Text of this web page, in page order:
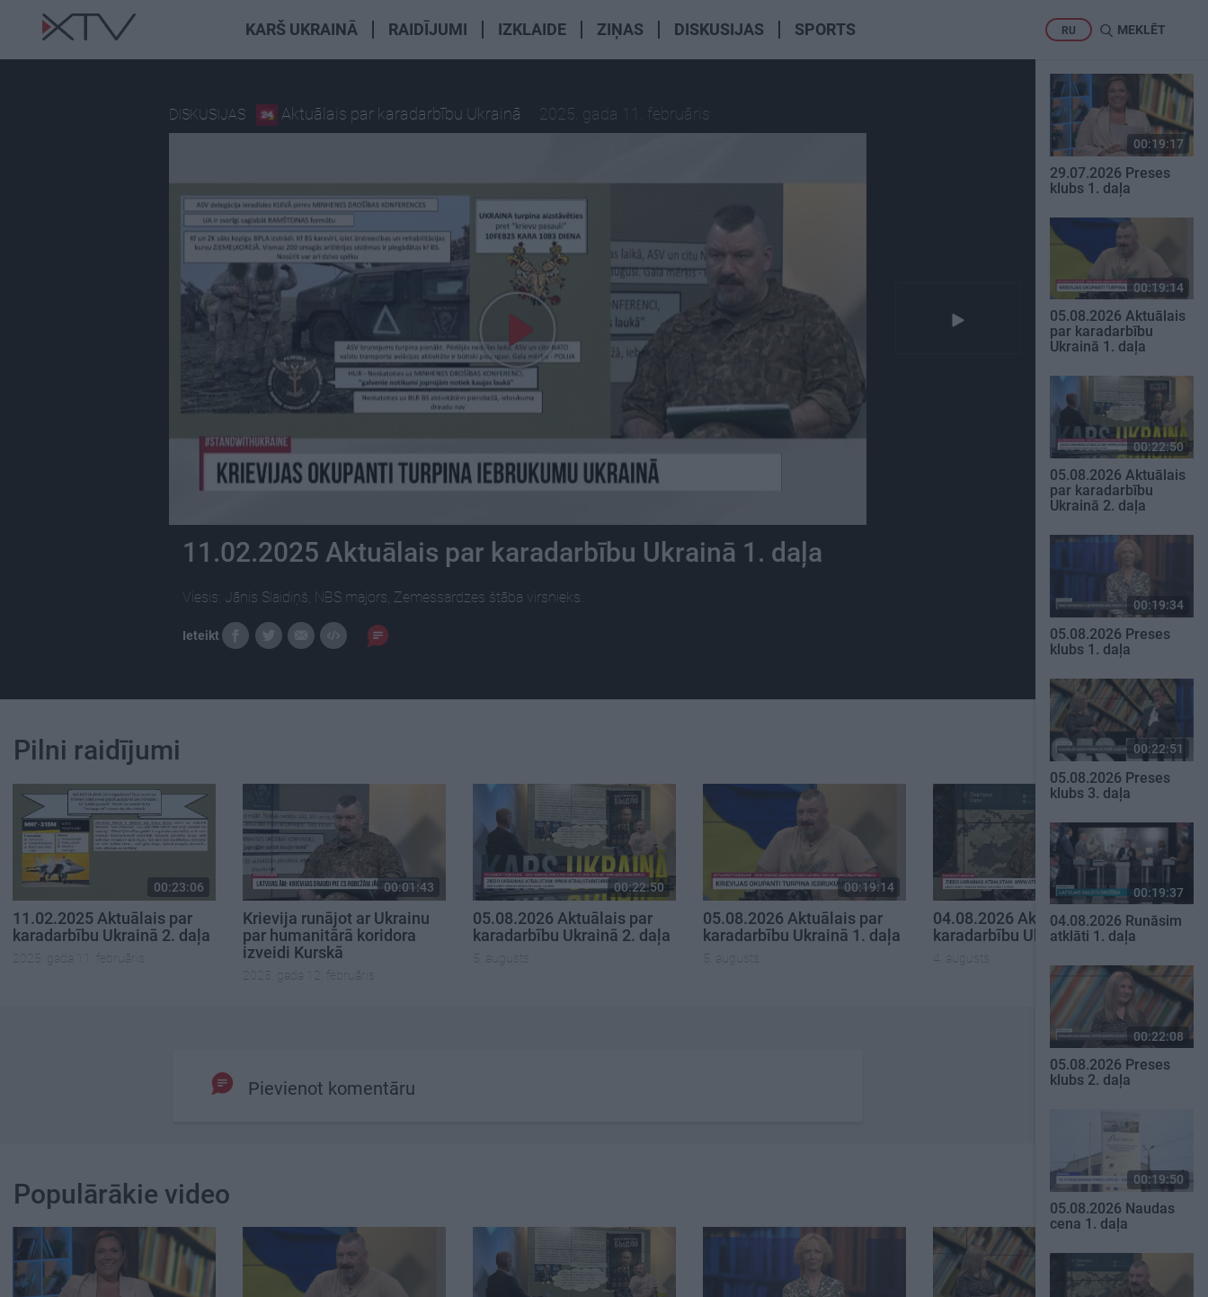
KARŠ UKRAINĀ RAIDĪJUMI IZKLAIDE ZIŅAS DISKUSIJAS SPORTS RU MEKLĒT
DISKUSIJAS Aktuālais par karadarbību Ukrainā 2025. gada 11. februāris
11.02.2025 Aktuālais par karadarbību Ukrainā 1. daļa
Viesis: Jānis Slaidiņš, NBS majors, Zemessardzes štāba virsnieks.
Ieteikt
Pilni raidījumi
00:23:06
11.02.2025 Aktuālais par
karadarbību Ukrainā 2. daļa
2025. gada 11. februāris
00:01:43
Krievija runājot ar Ukrainu
par humanitārā koridora
izveidi Kurskā
2025. gada 12. februāris
00:22:50
05.08.2026 Aktuālais par
karadarbību Ukrainā 2. daļa
5. augusts
00:19:14
05.08.2026 Aktuālais par
karadarbību Ukrainā 1. daļa
5. augusts
00:22:38
04.08.2026 Aktuālais par
karadarbību Ukrainā 2. daļa
4. augusts
Pievienot komentāru
Populārākie video
00:19:17
29.07.2026 Preses
klubs 1. daļa
00:19:14
05.08.2026 Aktuālais
par karadarbību
Ukrainā 1. daļa
00:22:50
05.08.2026 Aktuālais
par karadarbību
Ukrainā 2. daļa
00:19:34
05.08.2026 Preses
klubs 1. daļa
00:22:51
05.08.2026 Preses
klubs 3. daļa
00:19:37
04.08.2026 Runāsim
atklāti 1. daļa
00:22:08
05.08.2026 Preses
klubs 2. daļa
00:19:50
05.08.2026 Naudas
cena 1. daļa